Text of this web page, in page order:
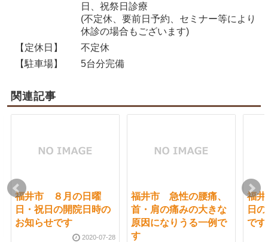
日、祝祭日診療
(不定休、要前日予約、セミナー等により
休診の場合もございます)
【定休日】
不定休
【駐車場】
5台分完備
関連記事
福井市 ８月の日曜
日・祝日の開院日時の
お知らせです
2020-07-28
福井市 急性の腰痛、
首・肩の痛みの大きな
原因になりうる一例で
す
福
日
です